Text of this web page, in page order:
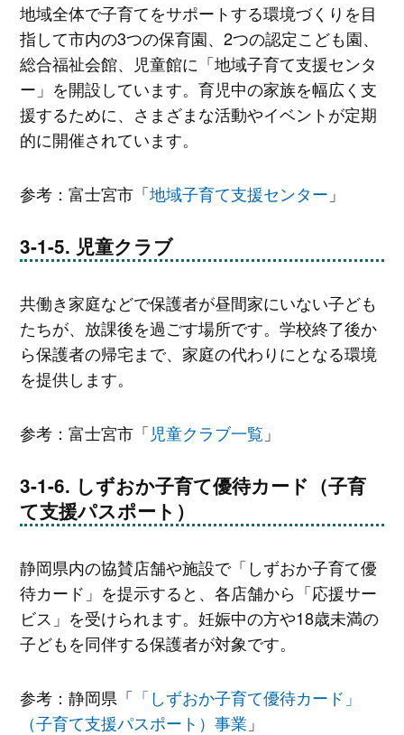
地域全体で子育てをサポートする環境づくりを目
指して市内の3つの保育園、2つの認定こども園、
総合福祉会館、児童館に「地域子育て支援センタ
ー」を開設しています。育児中の家族を幅広く支
援するために、さまざまな活動やイベントが定期
的に開催されています。
参考：富士宮市「地域子育て支援センター 」
児童クラブ
共働き家庭などで保護者が昼間家にいない子ども
たちが、放課後を過ごす場所です。学校終了後か
ら保護者の帰宅まで、家庭の代わりにとなる環境
を提供します。
参考：富士宮市「児童クラブ一覧 」
しずおか子育て優待カード（子育
て支援パスポート）
静岡県内の協賛店舗や施設で「しずおか子育て優
待カード」を提示すると、各店舗から「応援サー
ビス」を受けられます。妊娠中の方や18歳未満の
子どもを同伴する保護者が対象です。
参考：静岡県「 「しずおか子育て優待カード」
（子育て支援パスポート）事業 」